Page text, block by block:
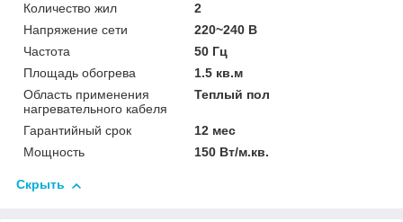
Количество жил
2
Напряжение сети
220~240 В
Частота
50 Гц
Площадь обогрева
1.5 кв.м
Область применения
нагревательного кабеля
Теплый пол
Гарантийный срок
12 мес
Мощность
150 Вт/м.кв.
Скрыть